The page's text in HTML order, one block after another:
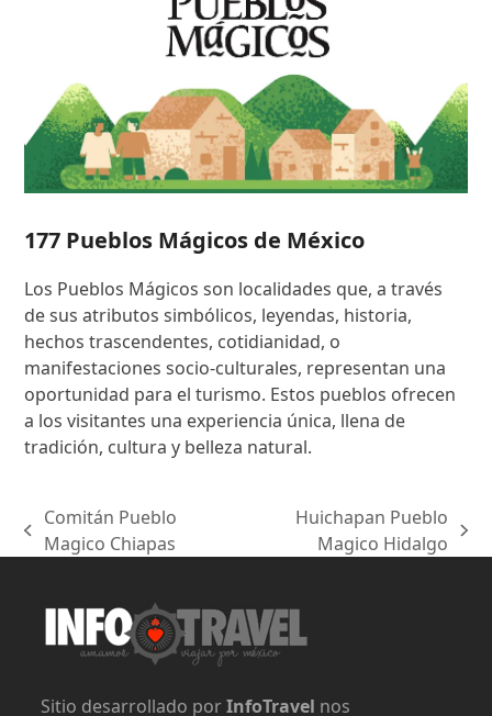
177 Pueblos Mágicos de México
Los Pueblos Mágicos son localidades que, a través
de sus atributos simbólicos, leyendas, historia,
hechos trascendentes, cotidianidad, o
manifestaciones socio-culturales, representan una
oportunidad para el turismo. Estos pueblos ofrecen
a los visitantes una experiencia única, llena de
tradición, cultura y belleza natural.
previous
Comitán Pueblo
Magico Chiapas
Huichapan Pueblo
Magico Hidalgo
Sitio desarrollado porInfoTravel nos